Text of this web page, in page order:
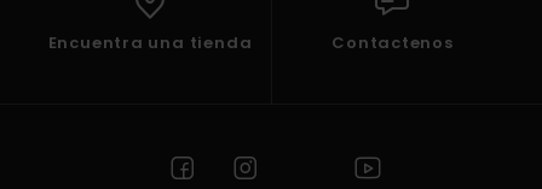
Encuentra una tienda Contactenos